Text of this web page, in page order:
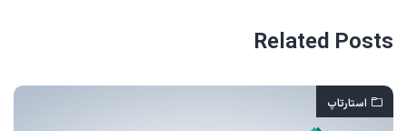
Related Posts
استارتاپ